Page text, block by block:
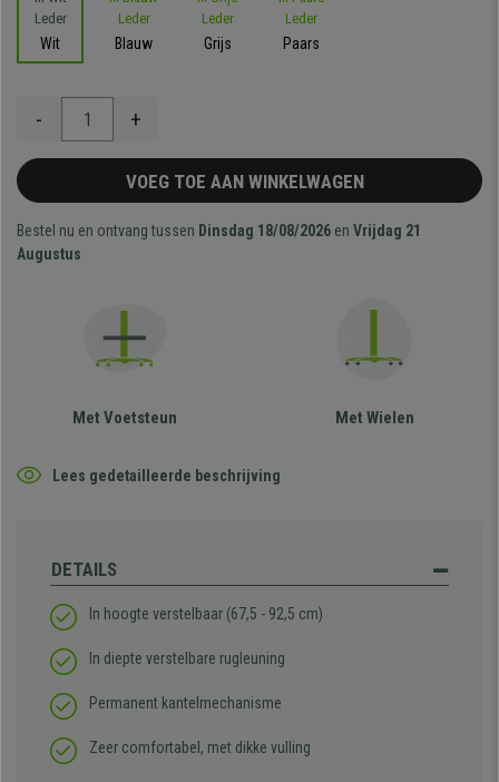
Wit Blauw Grijs Paars
- +
VOEG TOE AAN WINKELWAGEN
Bestel nu en ontvang tussen Dinsdag 18/08/2026 en Vrijdag 21
Augustus
Met Voetsteun Met Wielen
Lees gedetailleerde beschrijving
DETAILS
In hoogte verstelbaar (67,5 - 92,5 cm)
In diepte verstelbare rugleuning
Permanent kantelmechanisme
Zeer comfortabel, met dikke vulling